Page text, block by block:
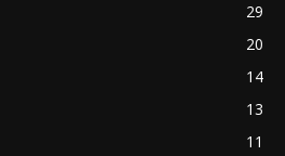
29
20
14
13
11